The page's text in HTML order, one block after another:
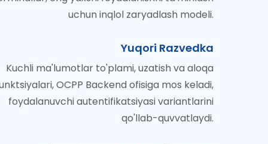
uchun inqlol zaryadlash modeli.
Yuqori Razvedka
Kuchli ma'lumotlar to'plami, uzatish va aloqa
OCPP Backend ofisiga mos keladi,
foydalanuvchi autentifikatsiyasi variantlarini
qo'llab-quvvatlaydi.